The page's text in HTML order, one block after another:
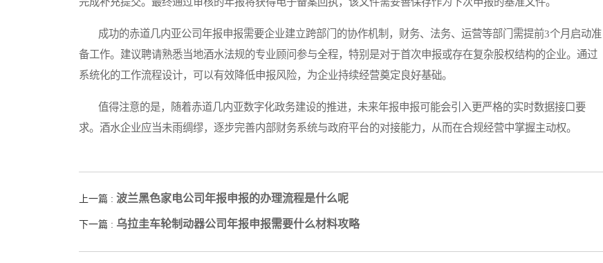
成功的赤道几内亚公司年报申报需要企业建立跨部门的协作机制，财务、法务、运营等部门需提前3个月启动准
备工作。建议聘请熟悉当地酒水法规的专业顾问参与全程，特别是对于首次申报或存在复杂股权结构的企业。通过
系统化的工作流程设计，可以有效降低申报风险，为企业持续经营奠定良好基础。
值得注意的是，随着赤道几内亚数字化政务建设的推进，未来年报申报可能会引入更严格的实时数据接口要
求。酒水企业应当未雨绸缪，逐步完善内部财务系统与政府平台的对接能力，从而在合规经营中掌握主动权。
上一篇 : 波兰黑色家电公司年报申报的办理流程是什么呢
下一篇 : 乌拉圭车轮制动器公司年报申报需要什么材料攻略